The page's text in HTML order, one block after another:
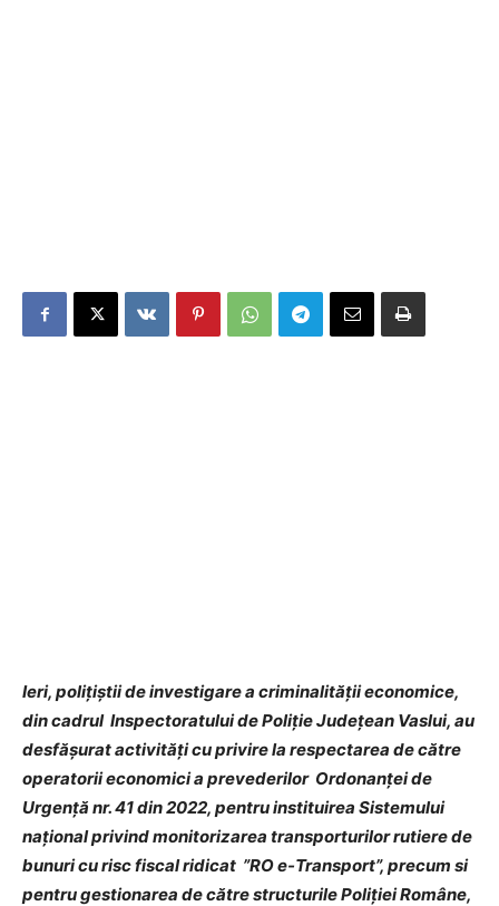
Ieri, polițiștii de investigare a criminalităţii economice,
din cadrul Inspectoratului de Poliţie Judeţean Vaslui, au
desfășurat activitățicu privire la respectarea de către
operatorii economici a prevederilor Ordonanţei de
Urgenţă nr. 41 din 2022, pentru instituirea Sistemului
naţional privind monitorizarea transporturilor rutiere de
bunuri cu risc fiscal ridicat ”RO e-Transport”, precum si
pentru gestionarea de către structurile Poliției Române,